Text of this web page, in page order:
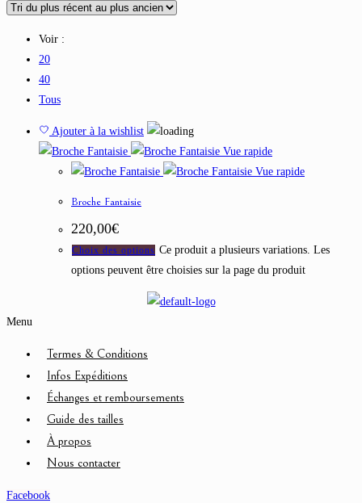
Voir :
20
40
Tous
Ajouter à la wishlist
Vue rapide
Vue rapide
Broche Fantaisie
220,00€
Choix des options Ce produit a plusieurs variations. Les
options peuvent être choisies sur la page du produit
Menu
Termes & Conditions
Infos Expéditions
Échanges et remboursements
Guide des tailles
À propos
Nous contacter
Facebook